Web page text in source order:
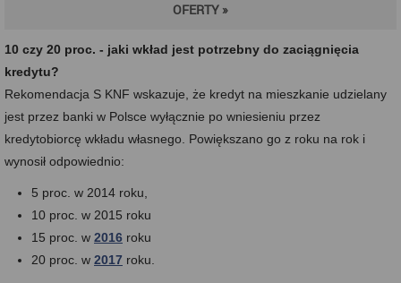
OFERTY »
10 czy 20 proc. - jaki wkład jest potrzebny do zaciągnięcia
kredytu?
Rekomendacja S KNF wskazuje, że kredyt na mieszkanie udzielany
jest przez banki w Polsce wyłącznie po wniesieniu przez
kredytobiorcę wkładu własnego. Powiększano go z roku na rok i
wynosił odpowiednio:
5 proc. w 2014 roku,
10 proc. w 2015 roku
15 proc. w 2016 roku
20 proc. w 2017 roku.